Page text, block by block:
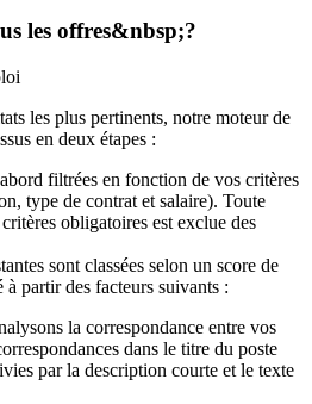
les offres&nbsp;?
les plus pertinents, notre moteur de
en deux étapes :
filtrées en fonction de vos critères
type de contrat et salaire). Toute
obligatoires est exclue des
sont classées selon un score de
partir des facteurs suivants :
la correspondance entre vos
dans le titre du poste
par la description courte et le texte